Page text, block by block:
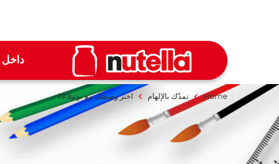
داخل
Home نمدّك بالإلهام اختر وصفتك مع نوتيلا®ا